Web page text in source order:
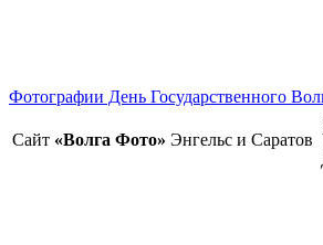
Фотографии День Государственного
Сайт «Волга Фото» Энгельс и Саратов